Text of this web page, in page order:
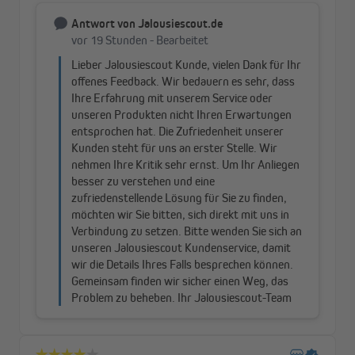
Sicherheit und Qualität gehen Hand in Hand
Du bekommst auf diese Produkte 7 Jahre Garantie. Die
JAROLIFT Motoren zeichnen sich durch besonders hohe Qualität
aus und sind im Gegensatz zu Baumarktprodukten sehr
langlebig und robust.
Ein eingebauter Thermoschutz sorgt zuverlässig dafür, dass die
Motoren nicht überhitzen. Aufgrund des eingebauten
Überlastungsschutzes, der bei ungewöhnlich starker Belastung
in Kraft tritt, werden der Motor und die Markise vor Schäden
Dank des sehr leisen Flüster-Planetengetriebes kannst du deine
Markisen-Typen.